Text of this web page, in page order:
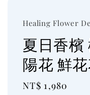
Healing Flower
夏日香檳
陽花 鮮
Regular
NT$ 1,980